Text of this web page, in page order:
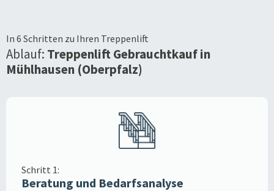
In 6 Schritten zu Ihren Treppenlift
Ablauf: Treppenlift Gebrauchtkauf in
Mühlhausen (Oberpfalz)
Schritt 1:
Beratung und Bedarfsanalyse